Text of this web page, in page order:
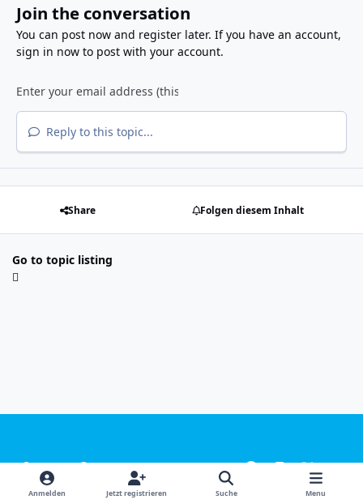
Join the conversation
You can post now and register later. If you have an account,
sign in nowto post with your account.
Reply to this topic...
Share Folgen diesem Inhalt
Go to topic listing
Light ModeDark ModeSystem Preference
f
i
x
y
o
Sprachen Design Datenschutzerklärung Kontakt
Anmelden Jetzt registrieren Suche Menu